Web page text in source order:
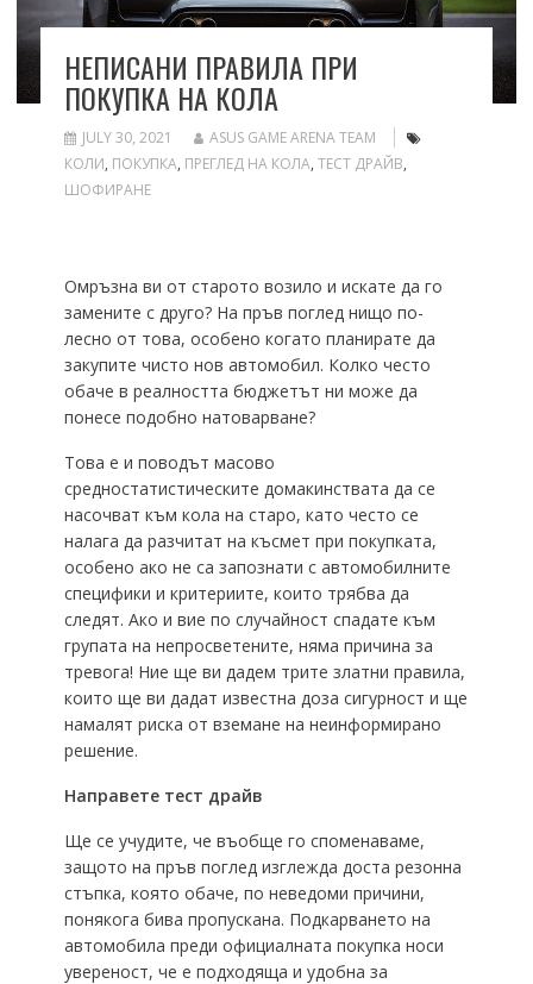
НЕПИСАНИ ПРАВИЛА ПРИ
ПОКУПКА НА КОЛА
JULY 30, 2021
ASUS GAME ARENA TEAM
КОЛИ, ПОКУПКА, ПРЕГЛЕД НА КОЛА, ТЕСТ ДРАЙВ,
ШОФИРАНЕ
Омръзна ви от старото возило и искате да го
замените с друго? На пръв поглед нищо по-
лесно от това, особено когато планирате да
закупите чисто нов автомобил. Колко често
обаче в реалността бюджетът ни може да
понесе подобно натоварване?
Това е и поводът масово
средностатистическите домакинствата да се
насочват към кола на старо, като често се
налага да разчитат на късмет при покупката,
особено ако не са запознати с автомобилните
специфики и критериите, които трябва да
следят. Ако и вие по случайност спадате към
групата на непросветените, няма причина за
тревога! Ние ще ви дадем трите златни правила,
които ще ви дадат известна доза сигурност и ще
намалят риска от вземане на неинформирано
решение.
Направете тест драйв
Ще се учудите, че въобще го споменаваме,
защото на пръв поглед изглежда доста резонна
стъпка, която обаче, по неведоми причини,
понякога бива пропускана. Подкарването на
автомобила преди официалната покупка носи
увереност, че е подходяща и удобна за